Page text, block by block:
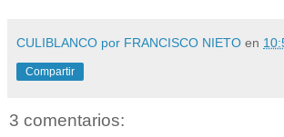
CULIBLANCO por FRANCISCO NIETO en
Compartir
3 comentarios: